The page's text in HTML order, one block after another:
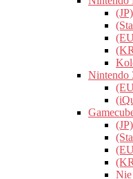
(JP)
Nintendo
(JP)
Nie